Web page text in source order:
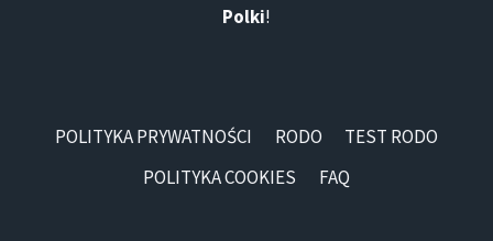
Polki!
POLITYKA PRYWATNOŚCI RODO
TEST RODO
POLITYKA COOKIES
FAQ